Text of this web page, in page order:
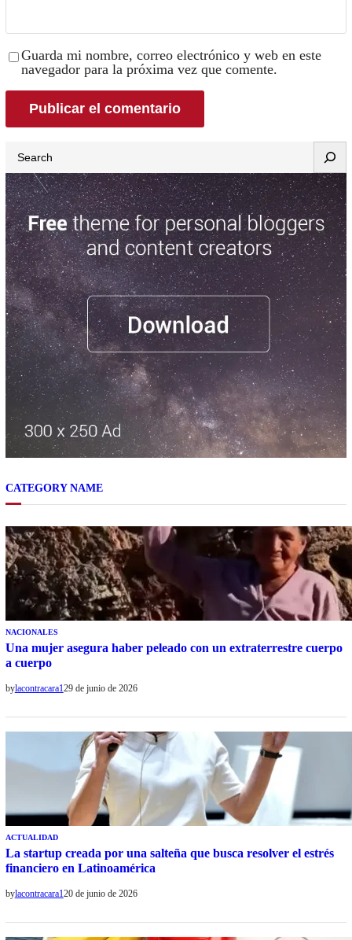
Guarda mi nombre, correo electrónico y web en este
navegador para la próxima vez que comente.
CATEGORY NAME
NACIONALES
Una mujer asegura haber peleado con un extraterrestre cuerpo
a cuerpo
bylacontracara129 de junio de 2026
ACTUALIDAD
La startup creada por una salteña que busca resolver el estrés
financiero en Latinoamérica
bylacontracara120 de junio de 2026